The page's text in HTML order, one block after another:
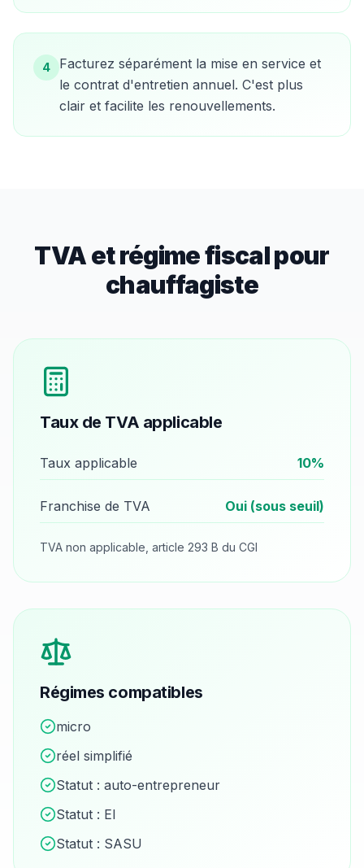
4
Facturez séparément la mise en service et
le contrat d'entretien annuel. C'est plus
clair et facilite les renouvellements.
TVA et régime fiscal pour
chauffagiste
Taux de TVA applicable
Taux applicable 10%
Franchise de TVA Oui (sous seuil)
TVA non applicable, article 293 B du CGI
Régimes compatibles
micro
réel simplifié
Statut : auto-entrepreneur
Statut : EI
Statut : SASU